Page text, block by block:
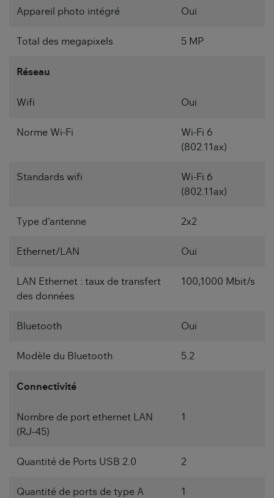
Appareil photo intégré Oui
Total des megapixels 5 MP
Réseau
Wifi Oui
Norme Wi-Fi
Wi-Fi 6
(802.11ax)
Standards wifi
Wi-Fi 6
(802.11ax)
Type d'antenne 2x2
Ethernet/LAN Oui
LAN Ethernet : taux de transfert
des données
100,1000 Mbit/s
Bluetooth Oui
Modèle du Bluetooth 5.2
Connectivité
Nombre de port ethernet LAN
(RJ-45)
1
Quantité de Ports USB 2.0 2
Quantité de ports de type A
1